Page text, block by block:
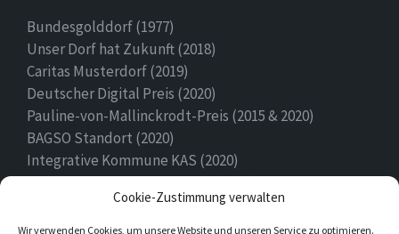
Cookie-Zustimmung verwalten
Wir verwenden Cookies, um unsere Website und unseren Service zu optimieren.
Bundesgolddorf (1977)
Unser Dorf hat Zukunft (2018)
Caritas Musterdorf (2019)
Deutscher Digital Preis (2020)
Pauline-von-Mallinckrodt-Preis (2015 & 2020)
BAGSO Standort (2020)
Integrative Kommune KAS (2020)
Ehrenamtspreis Stadt Höxter (2020)
Heimatpreis (2022)